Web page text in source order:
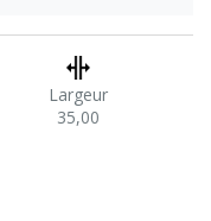
Largeur
35,00